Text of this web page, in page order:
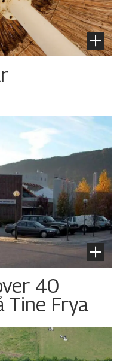
40
Tine Frya